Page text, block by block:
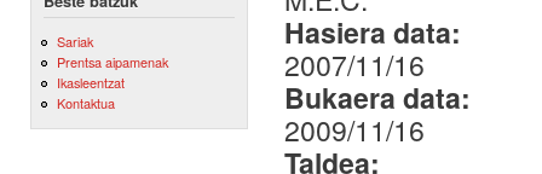
Sariak
Prentsa aipamenak
Ikasleentzat
Kontaktua
Hasiera data:
2007/11/16
Bukaera data:
2009/11/16
Taldea: